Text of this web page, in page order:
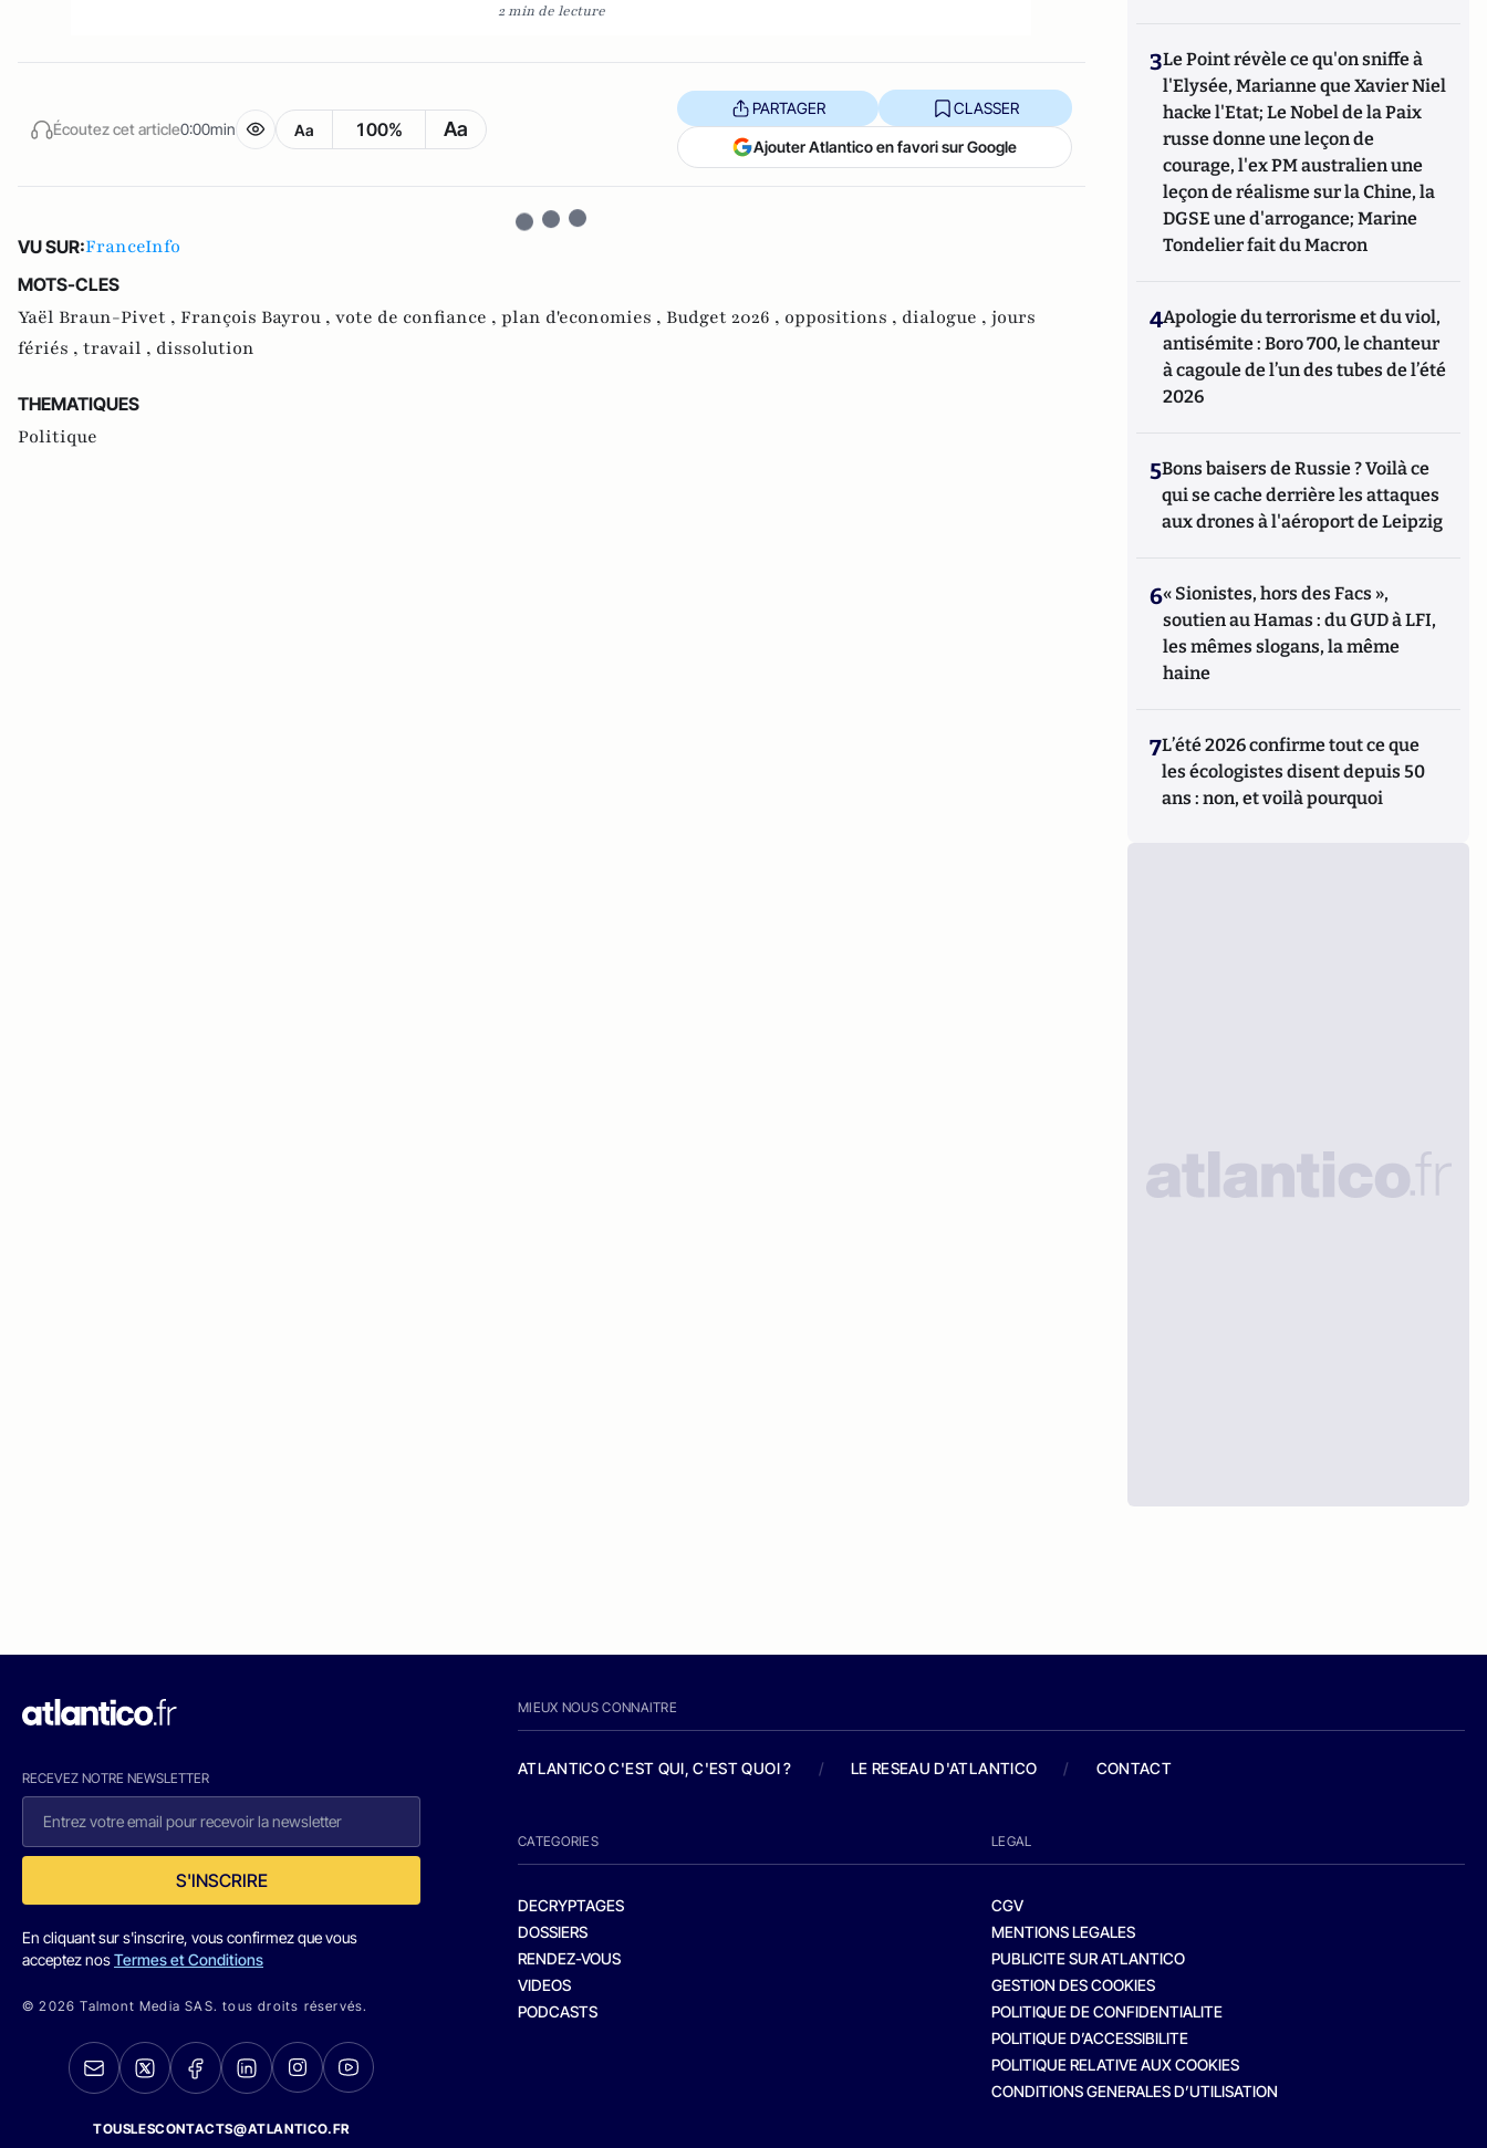
2 min de lecture
Écoutez cet article0:00min Aa 100% Aa
PARTAGER CLASSER
Ajouter Atlantico en favori sur Google
VU SUR:FranceInfo
MOTS-CLES
Yaël Braun-Pivet , François Bayrou , vote de confiance , plan d'economies , Budget 2026 , oppositions , dialogue , jours
fériés , travail , dissolution
THEMATIQUES
Politique
3Le Point révèle ce qu'on sniffe à
l'Elysée, Marianne que Xavier Niel
hacke l'Etat; Le Nobel de la Paix
russe donne une leçon de
courage, l'ex PM australien une
leçon de réalisme sur la Chine, la
DGSE une d'arrogance; Marine
Tondelier fait du Macron
4Apologie du terrorisme et du viol,
antisémite : Boro 700, le chanteur
à cagoule de l’un des tubes de l’été
2026
5Bons baisers de Russie ? Voilà ce
qui se cache derrière les attaques
aux drones à l'aéroport de Leipzig
6« Sionistes, hors des Facs »,
soutien au Hamas : du GUD à LFI,
les mêmes slogans, la même
haine
7L’été 2026 confirme tout ce que
les écologistes disent depuis 50
ans : non, et voilà pourquoi
RECEVEZ NOTRE NEWSLETTER
S'INSCRIRE
En cliquant sur s'inscrire, vous confirmez que vous
acceptez nosTermes et Conditions
© 2026 Talmont Media SAS. tous droits réservés.
TOUSLESCONTACTS@ATLANTICO.FR
MIEUX NOUS CONNAITRE
ATLANTICO C'EST QUI, C'EST QUOI ? / LE RESEAU D'ATLANTICO / CONTACT
CATEGORIES
DECRYPTAGES
DOSSIERS
RENDEZ-VOUS
VIDEOS
PODCASTS
LEGAL
CGV
MENTIONS LEGALES
PUBLICITE SUR ATLANTICO
GESTION DES COOKIES
POLITIQUE DE CONFIDENTIALITE
POLITIQUE D’ACCESSIBILITE
POLITIQUE RELATIVE AUX COOKIES
CONDITIONS GENERALES D’UTILISATION